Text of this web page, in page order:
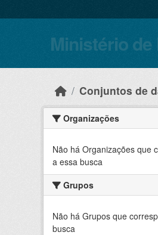
Ministério de
Conjuntos de
Organizações
Não há Organizações que
a essa busca
Grupos
Não há Grupos que
busca